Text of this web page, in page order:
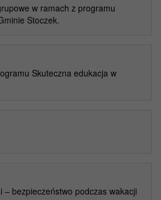
w ramach z programu
Stoczek.
Skuteczna edukacja w
– bezpieczeństwo podczas wakacji